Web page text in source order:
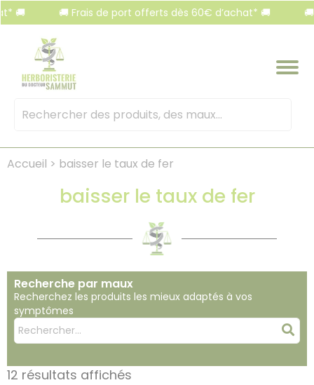
🚚 Frais de port offerts dès 60€ d’achat* 🚚 🚚
Mots
Accueil > baisser le taux de fer
baisser le taux de fer
Recherche par maux
Recherchez les produits les mieux adaptés à vos
symptômes
Mots
clés
:
12 résultats affichés
Panneau de gestion des cookies